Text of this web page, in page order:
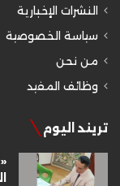
النشرات الإخبارية
سياسة الخصوصية
من نحن
وظائف المفيد
تريند اليوم